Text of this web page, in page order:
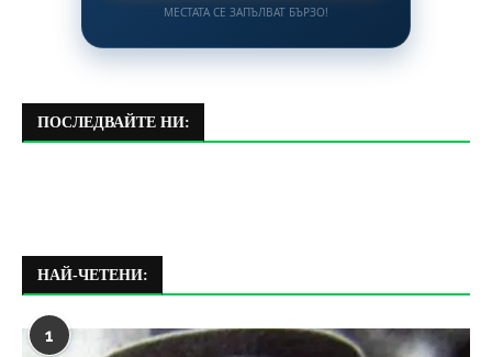
МЕСТАТА СЕ ЗАПЪЛВАТ БЪРЗО!
ПОСЛЕДВАЙТЕ НИ:
НАЙ-ЧЕТЕНИ:
1